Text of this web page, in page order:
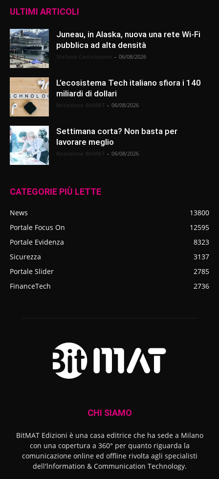
ULTIMI ARTICOLI
Juneau, in Alaska, nuova una rete Wi-Fi
pubblica ad alta densità
- 06/08/2026
L’ecosistema Tech italiano sfiora i 140
miliardi di dollari
- 06/08/2026
Settimana corta? Non basta per
lavorare meglio
- 06/08/2026
CATEGORIE PIÙ LETTE
News
13800
Portale Focus On
12595
Portale Evidenza
8323
Sicurezza
3137
Portale Slider
2785
FinanceTech
2736
CHI SIAMO
BitMAT Edizioni è una casa editrice che ha sede a Milano
con una copertura a 360° per quanto riguarda la
comunicazione online ed offline rivolta agli specialisti
dell'lnformation & Communication Technology.